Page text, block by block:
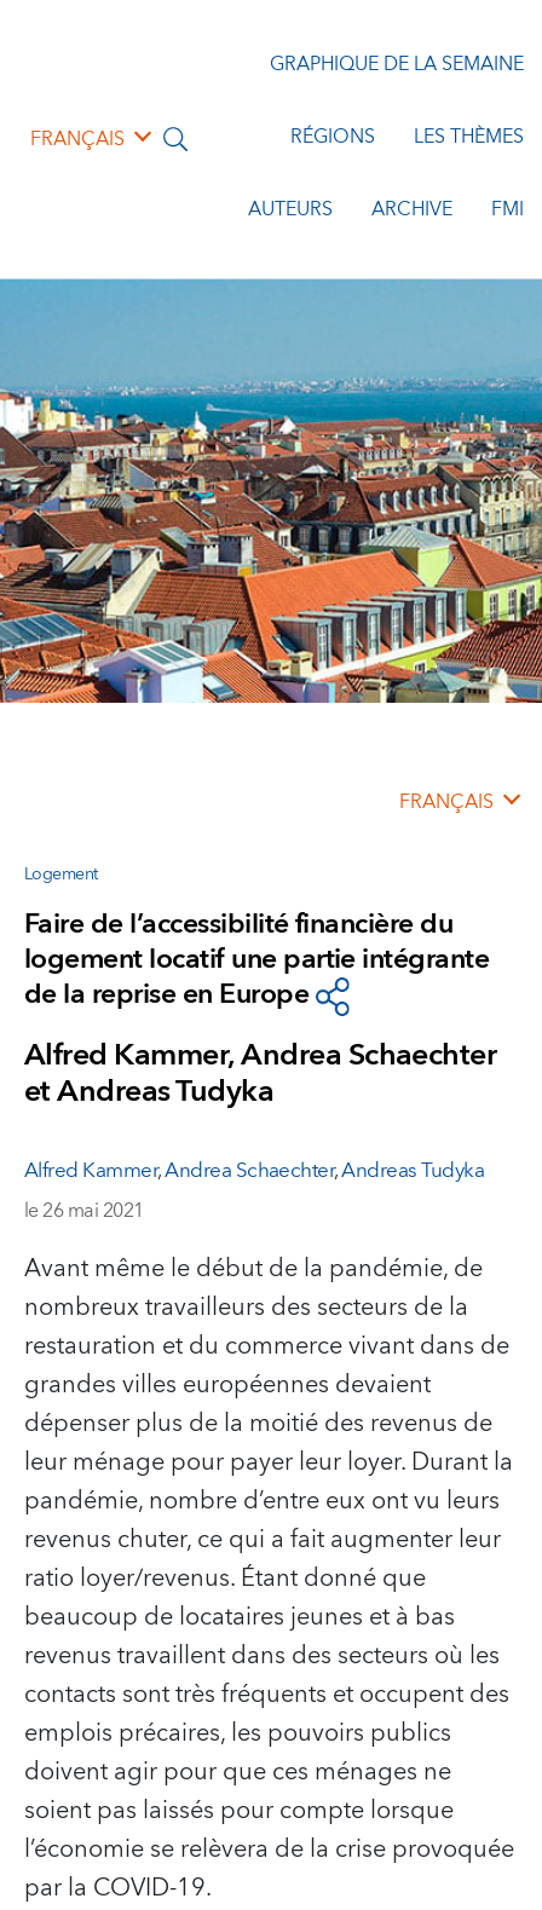
FRANÇAIS
GRAPHIQUE DE LA SEMAINE
RÉGIONS LES THÈMES
AUTEURS ARCHIVE FMI
FRANÇAIS
Logement
Faire de l’accessibilité financière du
logement locatif une partie intégrante
de la reprise en Europe
Alfred Kammer, Andrea Schaechter
et Andreas Tudyka
Alfred Kammer,Andrea Schaechter,Andreas Tudyka
le 26 mai 2021
Avant même le début de la pandémie, de
nombreux travailleurs des secteurs de la
restauration et du commerce vivant dans de
grandes villes européennes devaient
dépenser plus de la moitié des revenus de
leur ménage pour payer leur loyer. Durant la
pandémie, nombre d’entre eux ont vu leurs
revenus chuter, ce qui a fait augmenter leur
ratio loyer/revenus. Étant donné que
beaucoup de locataires jeunes et à bas
revenus travaillent dans des secteurs où les
contacts sont très fréquents et occupent des
emplois précaires, les pouvoirs publics
doivent agir pour que ces ménages ne
soient pas laissés pour compte lorsque
l’économie se relèvera de la crise provoquée
par la COVID-19.